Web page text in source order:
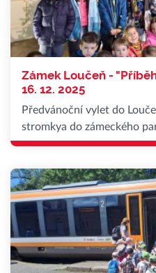
Zámek Loučeň -
16. 12. 2025
Předvánoční vylet do
stromkya do zámeckého